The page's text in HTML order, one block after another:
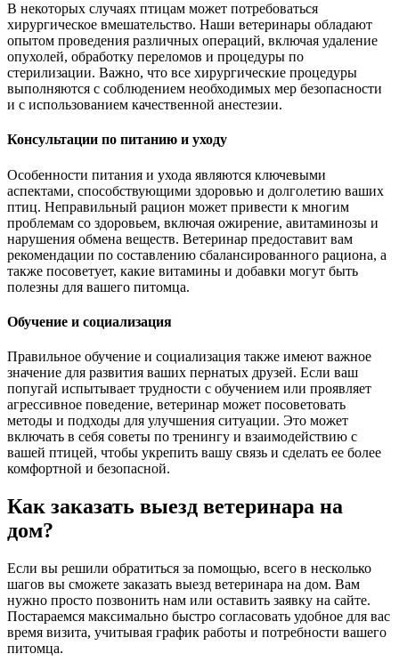
В некоторых случаях птицам может потребоваться
хирургическое вмешательство. Наши ветеринары обладают
опытом проведения различных операций, включая удаление
опухолей, обработку переломов и процедуры по
стерилизации. Важно, что все хирургические процедуры
выполняются с соблюдением необходимых мер безопасности
и с использованием качественной анестезии.
Консультации по питанию и уходу
Особенности питания и ухода являются ключевыми
аспектами, способствующими здоровью и долголетию ваших
птиц. Неправильный рацион может привести к многим
проблемам со здоровьем, включая ожирение, авитаминозы и
нарушения обмена веществ. Ветеринар предоставит вам
рекомендации по составлению сбалансированного рациона, а
также посоветует, какие витамины и добавки могут быть
полезны для вашего питомца.
Обучение и социализация
Правильное обучение и социализация также имеют важное
значение для развития ваших пернатых друзей. Если ваш
попугай испытывает трудности с обучением или проявляет
агрессивное поведение, ветеринар может посоветовать
методы и подходы для улучшения ситуации. Это может
включать в себя советы по тренингу и взаимодействию с
вашей птицей, чтобы укрепить вашу связь и сделать ее более
комфортной и безопасной.
Как заказать выезд ветеринара на
дом?
Если вы решили обратиться за помощью, всего в несколько
шагов вы сможете заказать выезд ветеринара на дом. Вам
нужно просто позвонить нам или оставить заявку на сайте.
Постараемся максимально быстро согласовать удобное для вас
время визита, учитывая график работы и потребности вашего
питомца.